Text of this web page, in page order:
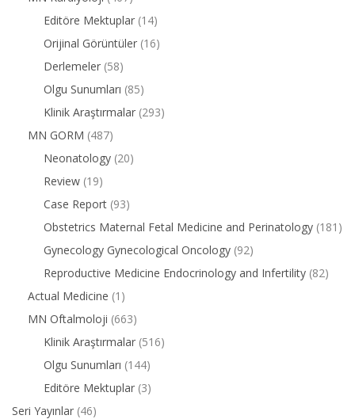
Editöre Mektuplar (14)
Orijinal Görüntüler (16)
Derlemeler (58)
Olgu Sunumları (85)
Klinik Araştırmalar (293)
MN GORM (487)
Neonatology (20)
Review (19)
Case Report (93)
Obstetrics Maternal Fetal Medicine and Perinatology (181)
Gynecology Gynecological Oncology (92)
Reproductive Medicine Endocrinology and Infertility (82)
Actual Medicine (1)
MN Oftalmoloji (663)
Klinik Araştırmalar (516)
Olgu Sunumları (144)
Editöre Mektuplar (3)
Seri Yayınlar (46)